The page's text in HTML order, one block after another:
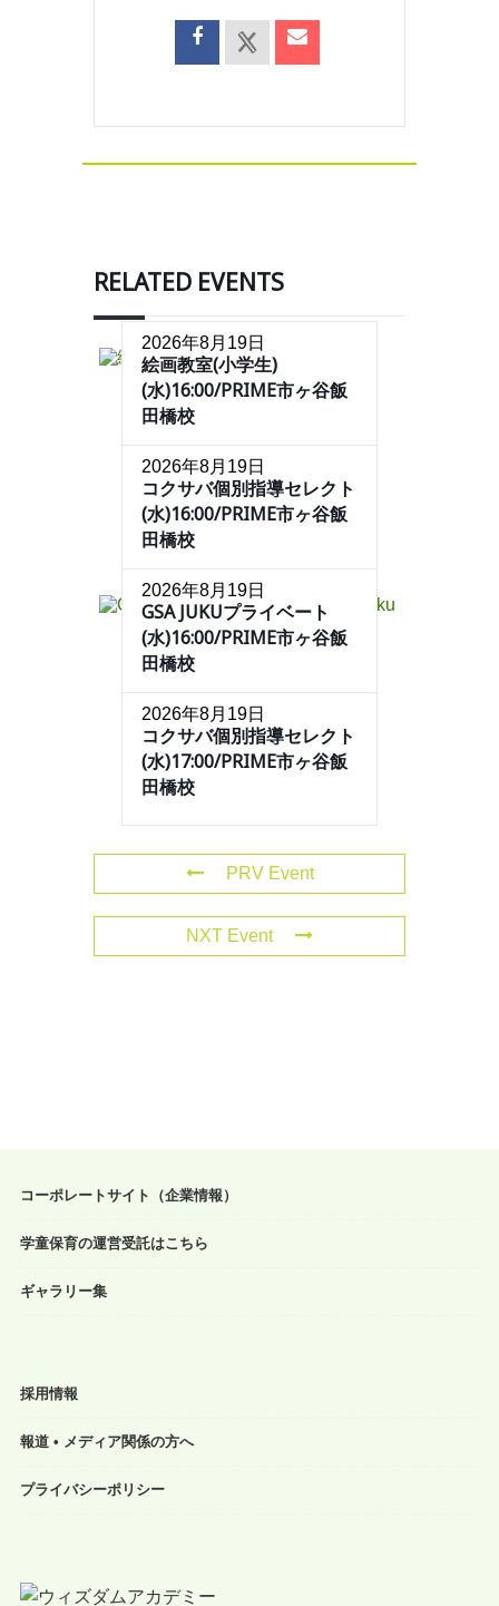
RELATED EVENTS
2026年8月19日
絵画教室(小学生)
(水)16:00/PRIME市ヶ谷飯
田橋校
2026年8月19日
コクサバ個別指導セレクト
(水)16:00/PRIME市ヶ谷飯
田橋校
2026年8月19日
GSA JUKUプライベート
(水)16:00/PRIME市ヶ谷飯
田橋校
2026年8月19日
コクサバ個別指導セレクト
(水)17:00/PRIME市ヶ谷飯
田橋校
PRV Event
NXT Event
コーポレートサイト（企業情報）
学童保育の運営受託はこちら
ギャラリー集
採用情報
報道 • メディア関係の方へ
プライバシーポリシー